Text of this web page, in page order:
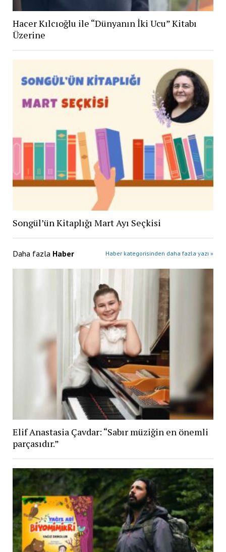
Hacer Kılcıoğlu ile “Dünyanın İki Ucu” Kitabı
Üzerine
Songül’ün Kitaplığı Mart Ayı Seçkisi
Daha fazla Haber Haber kategorisinden daha fazla yazı »
Elif Anastasia Çavdar: “Sabır müziğin en önemli
parçasıdır.”